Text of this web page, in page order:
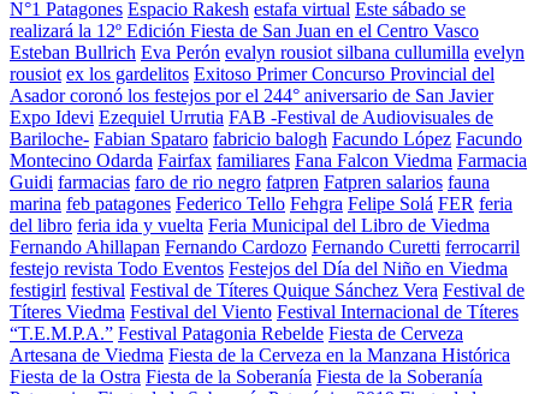
N°1 Patagones Espacio Rakesh estafa virtual Este sábado se
realizará la 12º Edición Fiesta de San Juan en el Centro Vasco
Esteban Bullrich Eva Perón evalyn rousiot silbana cullumilla evelyn
rousiot ex los gardelitos Exitoso Primer Concurso Provincial del
Asador coronó los festejos por el 244° aniversario de San Javier
Expo Idevi Ezequiel Urrutia FAB -Festival de Audiovisuales de
Bariloche- Fabian Spataro fabricio balogh Facundo López Facundo
Montecino Odarda Fairfax familiares Fana Falcon Viedma Farmacia
Guidi farmacias faro de rio negro fatpren Fatpren salarios fauna
marina feb patagones Federico Tello Fehgra Felipe Solá FER feria
del libro feria ida y vuelta Feria Municipal del Libro de Viedma
Fernando Ahillapan Fernando Cardozo Fernando Curetti ferrocarril
festejo revista Todo Eventos Festejos del Día del Niño en Viedma
festigirl festival Festival de Títeres Quique Sánchez Vera Festival de
Títeres Viedma Festival del Viento Festival Internacional de Títeres
“T.E.M.P.A.” Festival Patagonia Rebelde Fiesta de Cerveza
Artesana de Viedma Fiesta de la Cerveza en la Manzana Histórica
Fiesta de la Ostra Fiesta de la Soberanía Fiesta de la Soberanía